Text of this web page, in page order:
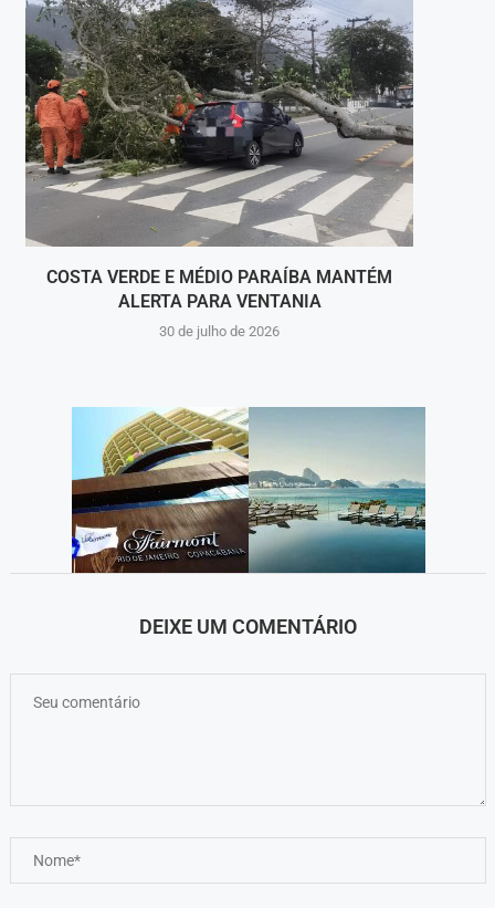
COSTA VERDE E MÉDIO PARAÍBA MANTÉM
ALERTA PARA VENTANIA
30 de julho de 2026
DEIXE UM COMENTÁRIO